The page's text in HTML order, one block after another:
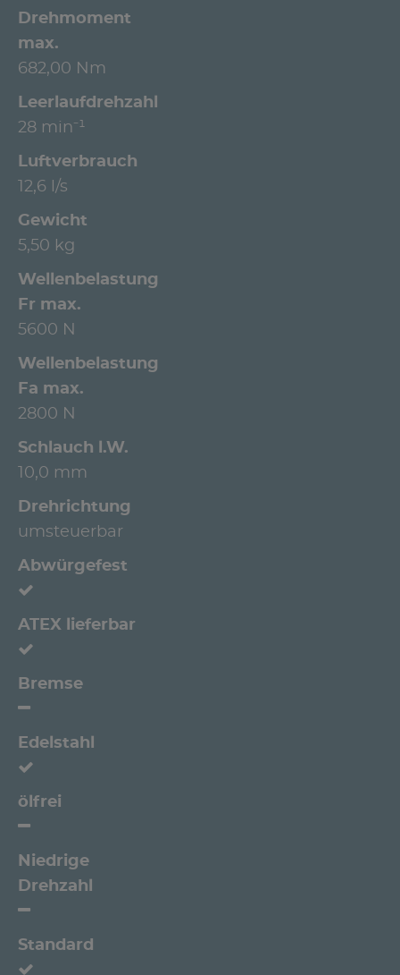
Drehmoment
max.
682,00 Nm
Leerlaufdrehzahl
28 min⁻¹
Luftverbrauch
12,6 l/s
Gewicht
5,50 kg
Wellenbelastung
Fr max.
5600 N
Wellenbelastung
Fa max.
2800 N
Schlauch l.W.
10,0 mm
Drehrichtung
umsteuerbar
Abwürgefest
ATEX lieferbar
Bremse
Edelstahl
ölfrei
Niedrige
Drehzahl
Standard